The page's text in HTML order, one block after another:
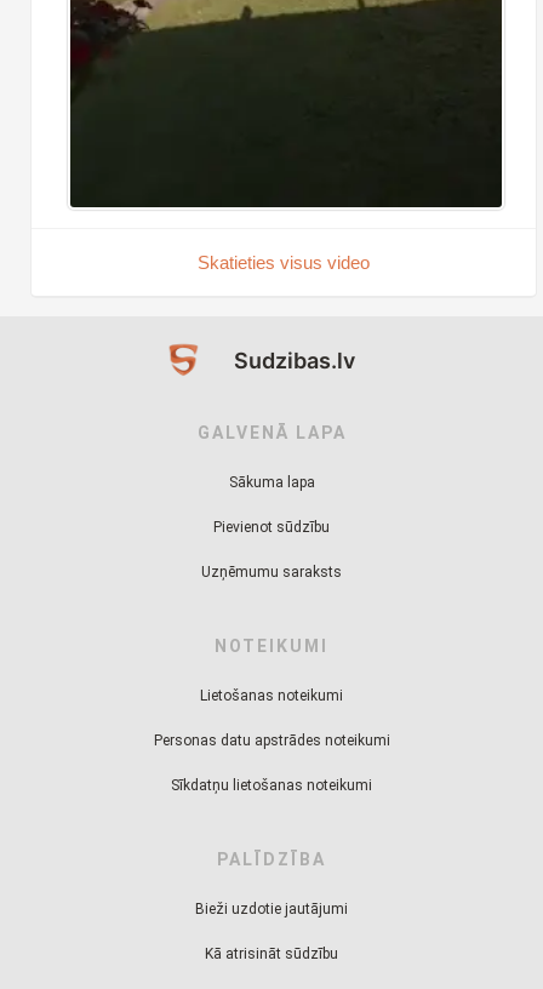
Skatieties visus video
Sudzibas.lv
GALVENĀ LAPA
Sākuma lapa
Pievienot sūdzību
Uzņēmumu saraksts
NOTEIKUMI
Lietošanas noteikumi
Personas datu apstrādes noteikumi
Sīkdatņu lietošanas noteikumi
PALĪDZĪBA
Bieži uzdotie jautājumi
Kā atrisināt sūdzību